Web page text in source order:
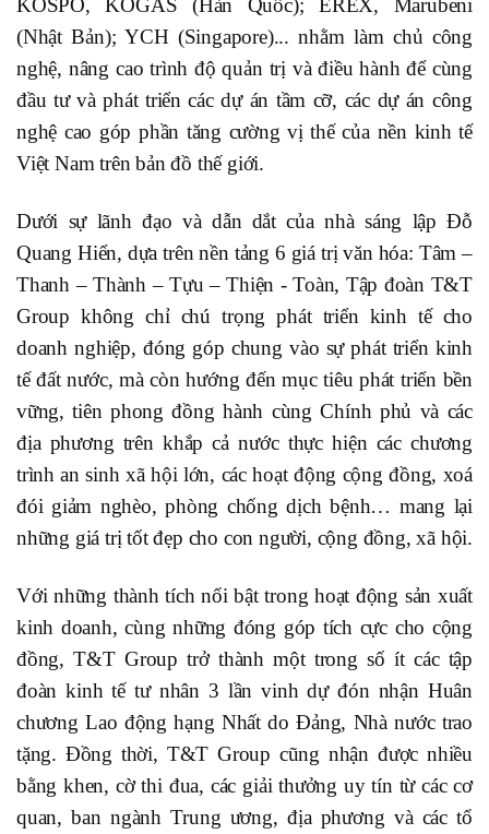
KOSPO, KOGAS (Hàn Quốc); EREX, Marubeni
(Nhật Bản); YCH (Singapore)... nhằm làm chủ công
nghệ, nâng cao trình độ quản trị và điều hành để cùng
đầu tư và phát triển các dự án tầm cỡ, các dự án công
nghệ cao góp phần tăng cường vị thế của nền kinh tế
Việt Nam trên bản đồ thế giới.
Dưới sự lãnh đạo và dẫn dắt của nhà sáng lập Đỗ
Quang Hiển, dựa trên nền tảng 6 giá trị văn hóa: Tâm –
Thanh – Thành – Tựu – Thiện - Toàn, Tập đoàn T&T
Group không chỉ chú trọng phát triển kinh tế cho
doanh nghiệp, đóng góp chung vào sự phát triển kinh
tế đất nước, mà còn hướng đến mục tiêu phát triển bền
vững, tiên phong đồng hành cùng Chính phủ và các
địa phương trên khắp cả nước thực hiện các chương
trình an sinh xã hội lớn, các hoạt động cộng đồng, xoá
đói giảm nghèo, phòng chống dịch bệnh… mang lại
những giá trị tốt đẹp cho con người, cộng đồng, xã hội.
Với những thành tích nổi bật trong hoạt động sản xuất
kinh doanh, cùng những đóng góp tích cực cho cộng
đồng, T&T Group trở thành một trong số ít các tập
đoàn kinh tế tư nhân 3 lần vinh dự đón nhận Huân
chương Lao động hạng Nhất do Đảng, Nhà nước trao
tặng. Đồng thời, T&T Group cũng nhận được nhiều
bằng khen, cờ thi đua, các giải thưởng uy tín từ các cơ
quan, ban ngành Trung ương, địa phương và các tổ